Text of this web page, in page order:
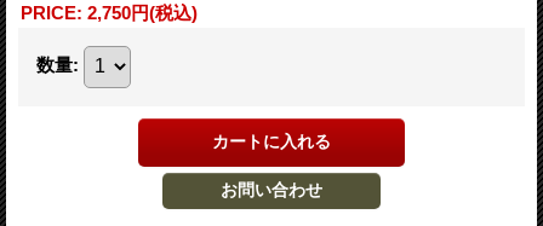
PRICE: 2,750円(税込)
数量: